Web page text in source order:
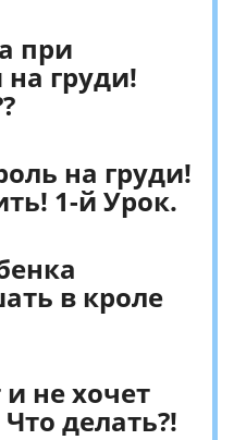
при
груди!
на груди!
1-й Урок.
в кроле
не хочет
делать?!